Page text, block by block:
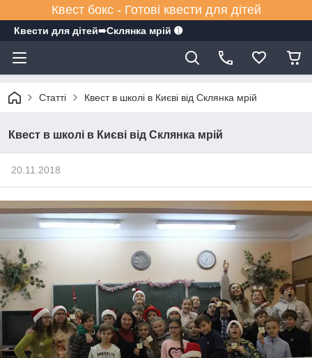
Квест бокс - Готові квести для дітей
Квести для дітей➠Склянка мрiй ➊
Статті Квест в школі в Києві від Склянка мрій
Квест в школі в Києві від Склянка мрій
20.11.2018